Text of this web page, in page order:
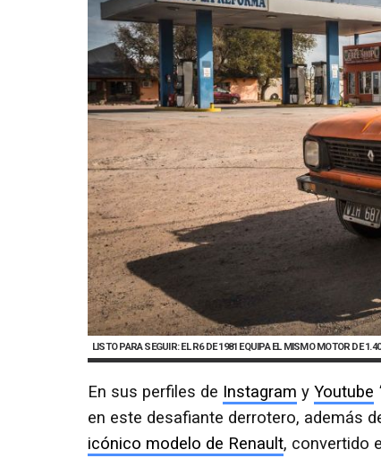
LISTO PARA SEGUIR: EL R6 DE 1981 EQUIPA EL MISMO MOTOR DE
En sus perfiles de Instagram y Youtube
en este desafiante derrotero, además
icónico modelo de Renault, convertido